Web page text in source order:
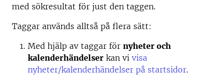
med sökresultat för just den taggen.
Taggar används alltså på flera sätt:
Med hjälp av taggar för nyheter och
kalenderhändelser kan vi visa
nyheter/kalenderhändelser på startsidor.